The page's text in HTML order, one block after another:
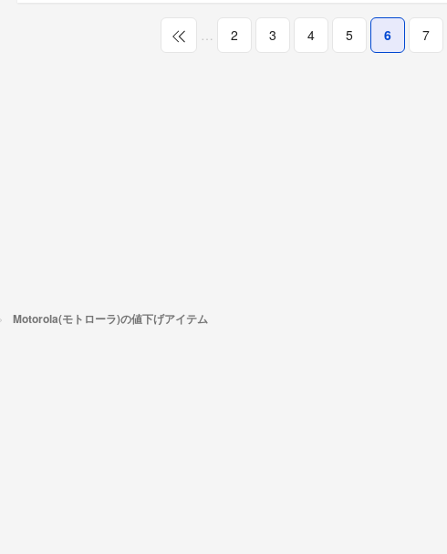
… 2 3 4 5 6 7
Motorola(モトローラ)の値下げアイテム